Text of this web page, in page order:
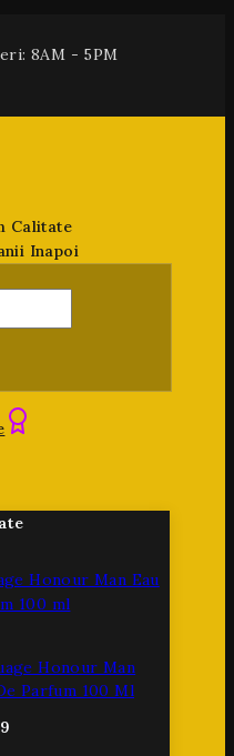
8AM - 5PM
Calitate
Inapoi
Honour Man
Parfum 100 Ml